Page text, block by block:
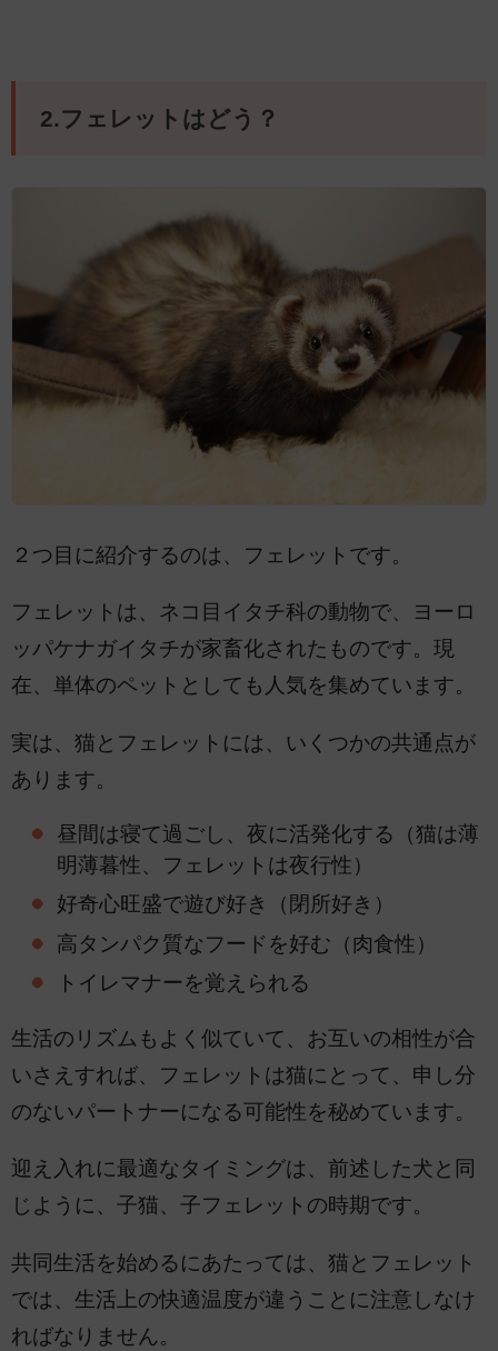
2.フェレットはどう？
２つ目に紹介するのは、フェレットです。
フェレットは、ネコ目イタチ科の動物で、ヨーロ
ッパケナガイタチが家畜化されたものです。現
在、単体のペットとしても人気を集めています。
実は、猫とフェレットには、いくつかの共通点が
あります。
昼間は寝て過ごし、夜に活発化する（猫は薄
明薄暮性、フェレットは夜行性）
好奇心旺盛で遊び好き（閉所好き）
高タンパク質なフードを好む（肉食性）
トイレマナーを覚えられる
生活のリズムもよく似ていて、お互いの相性が合
いさえすれば、フェレットは猫にとって、申し分
のないパートナーになる可能性を秘めています。
迎え入れに最適なタイミングは、前述した犬と同
じように、子猫、子フェレットの時期です。
共同生活を始めるにあたっては、猫とフェレット
では、生活上の快適温度が違うことに注意しなけ
ればなりません。